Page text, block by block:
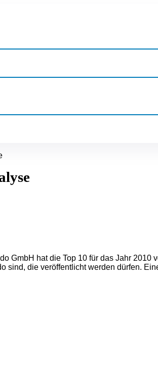
GmbH hat die Top 10 für das Jahr
sind, die veröffentlicht werden dürfen.